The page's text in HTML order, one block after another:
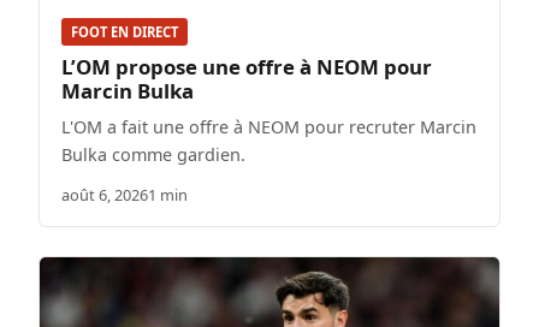
FOOT EN DIRECT
L’OM propose une offre à NEOM pour
Marcin Bulka
L'OM a fait une offre à NEOM pour recruter Marcin
Bulka comme gardien.
août 6, 20261 min